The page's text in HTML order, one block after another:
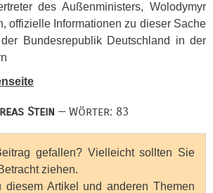
des Außenministers, Wolodymyr
offizielle Informationen zu dieser Sache
Bundesrepublik Deutschland in der
Stein — Wörter: 83
gefallen? Vielleicht sollten Sie
ziehen.
diesem Artikel und anderen Themen